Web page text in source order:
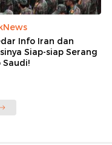
Info Iran dan
Siap-siap Serang
Saudi!